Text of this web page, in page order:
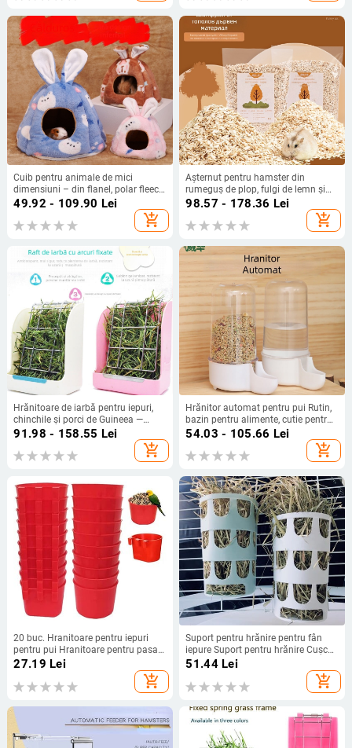
Cuib pentru animale de mici
dimensiuni – din flanel, polar fleece
și bumbac PP; design cu bază
deschisă; potrivit pentru cinchile
49.92 - 109.90 Lei
add_shopping_cart
Așternut pentru hamster din
rumeguș de plop, fulgi de lemn și
praf de lemn; cald, cu controlul
prafului, decor pentru habitat
98.57 - 178.36 Lei
add_shopping_cart
Hrănitoare de iarbă pentru iepuri,
chinchile și porci de Guineea —
externă, arc elastic, anti-risipă, anti-
91.98 - 158.55 Lei
add_shopping_cart
Hrănitor automat pentru pui Rutin,
bazin pentru alimente, cutie pentru
alimente, fierbător de băut, jgheab
pentru hrană, en-gros, hrănire
pentru pui Luding, apă
54.03 - 105.66 Lei
add_shopping_cart
20 buc. Hranitoare pentru iepuri
pentru pui Hranitoare pentru pasari
din plastic Bol cu seminte pentru
cusca, cana agatatoare pentru
hranitoare pentru pui
27.19 Lei
add_shopping_cart
Suport pentru hrănire pentru fân
iepure Suport pentru hrănire Cușcă
durabilă Bol mic pentru hrănire
pentru arici, dihor, gerbili, provizii
pentru animale de companie
51.44Lei
add_shopping_cart